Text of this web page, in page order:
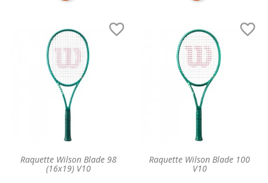
Raquette Wilson Blade 98
(16x19) V10

Raquette Wilson Blade 100
V10
